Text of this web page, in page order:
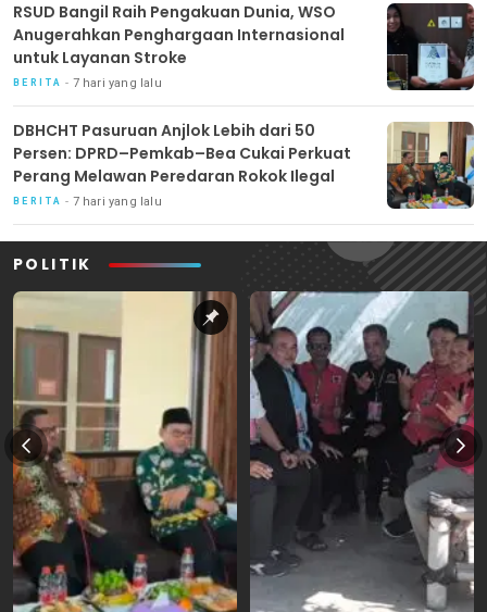
RSUD Bangil Raih Pengakuan Dunia, WSO
Anugerahkan Penghargaan Internasional
untuk Layanan Stroke
BERITA 7 hari yang lalu
DBHCHT Pasuruan Anjlok Lebih dari 50
Persen: DPRD–Pemkab–Bea Cukai Perkuat
Perang Melawan Peredaran Rokok Ilegal
BERITA 7 hari yang lalu
POLITIK